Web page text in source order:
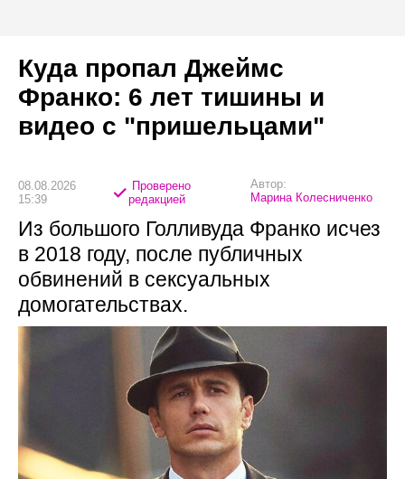
Куда пропал Джеймс
Франко: 6 лет тишины и
видео с "пришельцами"
08.08.2026
15:39
Проверено
редакцией
Автор:
Марина Колесниченко
Из большого Голливуда Франко исчез
в 2018 году, после публичных
обвинений в сексуальных
домогательствах.